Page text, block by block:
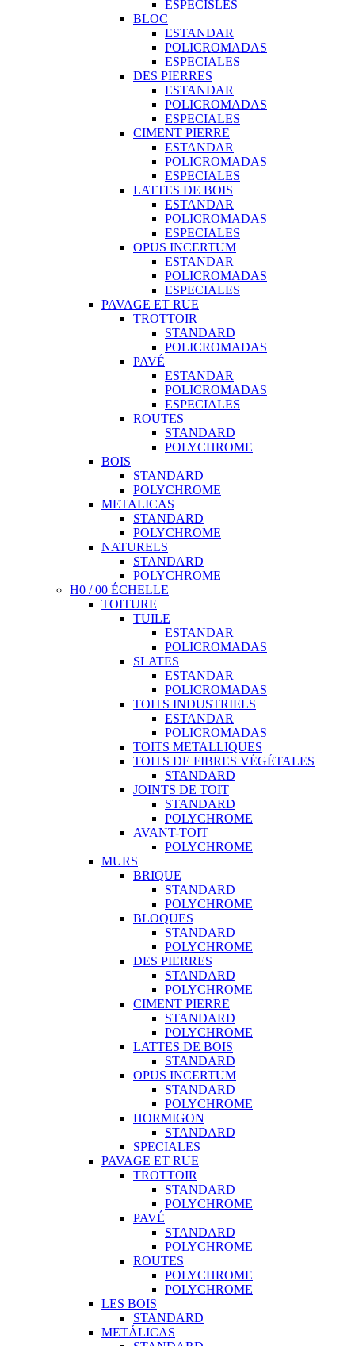
ESPECISLES
BLOC
ESTANDAR
POLICROMADAS
ESPECIALES
DES PIERRES
ESTANDAR
POLICROMADAS
ESPECIALES
CIMENT PIERRE
ESTANDAR
POLICROMADAS
ESPECIALES
LATTES DE BOIS
ESTANDAR
POLICROMADAS
ESPECIALES
OPUS INCERTUM
ESTANDAR
POLICROMADAS
ESPECIALES
PAVAGE ET RUE
TROTTOIR
STANDARD
POLICROMADAS
PAVÉ
ESTANDAR
POLICROMADAS
ESPECIALES
ROUTES
STANDARD
POLYCHROME
BOIS
STANDARD
POLYCHROME
METALICAS
STANDARD
POLYCHROME
NATURELS
STANDARD
POLYCHROME
H0 / 00 ÉCHELLE
TOITURE
TUILE
ESTANDAR
POLICROMADAS
SLATES
ESTANDAR
POLICROMADAS
TOITS INDUSTRIELS
ESTANDAR
POLICROMADAS
TOITS METALLIQUES
TOITS DE FIBRES VÉGÉTALES
STANDARD
JOINTS DE TOIT
STANDARD
POLYCHROME
AVANT-TOIT
POLYCHROME
MURS
BRIQUE
STANDARD
POLYCHROME
BLOQUES
STANDARD
POLYCHROME
DES PIERRES
STANDARD
POLYCHROME
CIMENT PIERRE
STANDARD
POLYCHROME
LATTES DE BOIS
STANDARD
OPUS INCERTUM
STANDARD
POLYCHROME
HORMIGON
STANDARD
SPECIALES
PAVAGE ET RUE
TROTTOIR
STANDARD
POLYCHROME
PAVÉ
STANDARD
POLYCHROME
ROUTES
POLYCHROME
POLYCHROME
LES BOIS
STANDARD
METÁLICAS